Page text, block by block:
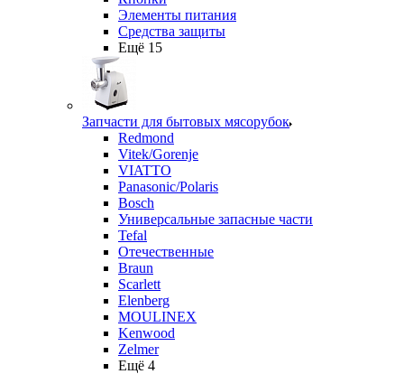
Элементы питания
Средства защиты
Ещё 15
Запчасти для бытовых мясорубок
Redmond
Vitek/Gorenje
VIATTO
Panasonic/Polaris
Bosch
Универсальные запасные части
Tefal
Отечественные
Braun
Scarlett
Elenberg
MOULINEX
Kenwood
Zelmer
Ещё 4